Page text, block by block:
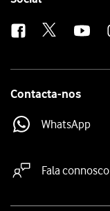
Contacta-nos
WhatsApp
Fala connosco